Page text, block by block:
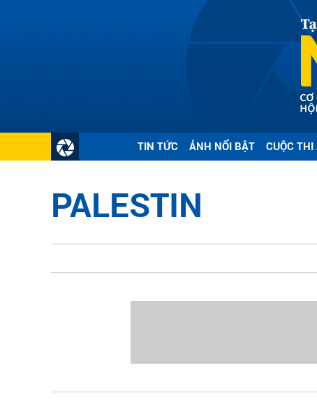
TIN TỨC ẢNH NỔI BẬT CUỘC THI
PALESTIN